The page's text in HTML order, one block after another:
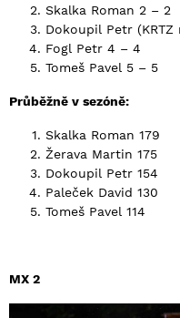
Skalka Roman 2 – 2
Dokoupil Petr
Fogl Petr 4 – 4
Tomeš Pavel 5 – 5
Průběžně v sezóně:
Skalka Roman 179
Žerava Martin 175
Dokoupil Petr 154
Paleček David 130
Tomeš Pavel 114
MX 2